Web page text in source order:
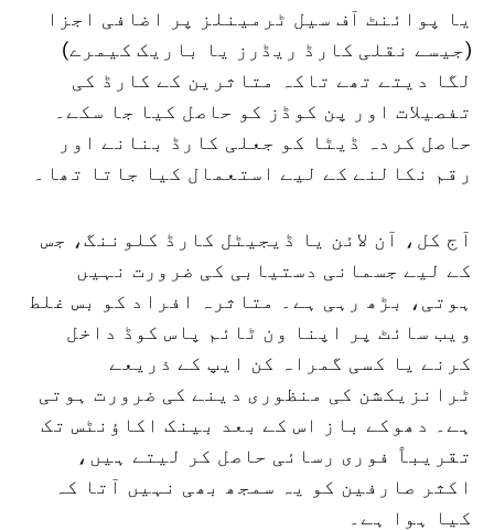
یا پوائنٹ آف سیل ٹرمینلز پر اضافی اجزا
(جیسے نقلی کارڈ ریڈرز یا باریک کیمرے)
لگا دیتے تھے تاکہ متاثرین کے کارڈ کی
تفصیلات اور پن کوڈز کو حاصل کیا جا سکے۔
حاصل کردہ ڈیٹا کو جعلی کارڈ بنانے اور
رقم نکالنے کے لیے استعمال کیا جاتا تھا۔
آج کل، آن لائن یا ڈیجیٹل کارڈ کلوننگ، جس
کے لیے جسمانی دستیابی کی ضرورت نہیں
ہوتی، بڑھ رہی ہے۔ متاثرہ افراد کو بس غلط
ویب سائٹ پر اپنا ون ٹائم پاس کوڈ داخل
کرنے یا کسی گمراہ کن ایپ کے ذریعے
ٹرانزیکشن کی منظوری دینے کی ضرورت ہوتی
ہے۔ دھوکے باز اس کے بعد بینک اکاؤنٹس تک
تقریباً فوری رسائی حاصل کر لیتے ہیں،
اکثر صارفین کو یہ سمجھ بھی نہیں آتا کہ
کیا ہوا ہے۔